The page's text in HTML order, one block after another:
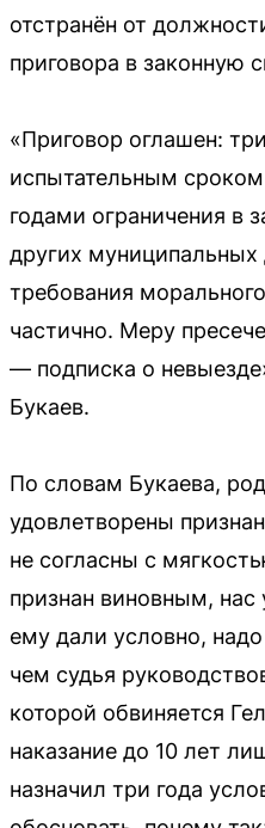
отстранён от
приговора в законную
«Приговор оглашен:
испытательным
годами ограничения в
других
требования
частично. Меру
— подписка о
Букаев.
По словам Букаева,
удовлетворены
не согласны с
признан виновным, нас
ему дали условно,
чем судья
которой обвиняется
наказание до 10 лет
назначил три года